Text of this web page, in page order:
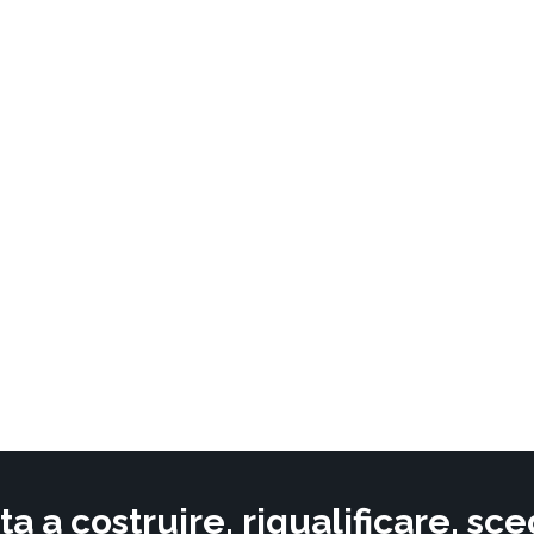
a costruire, riqualificare,